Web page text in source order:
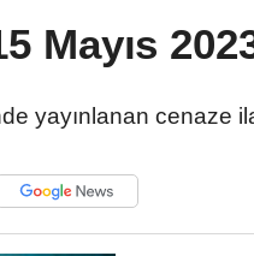
Mayıs
yayınlanan cenaze